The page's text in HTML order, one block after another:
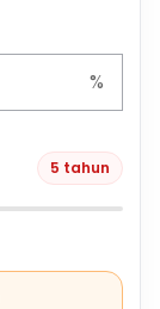
%
5 tahun